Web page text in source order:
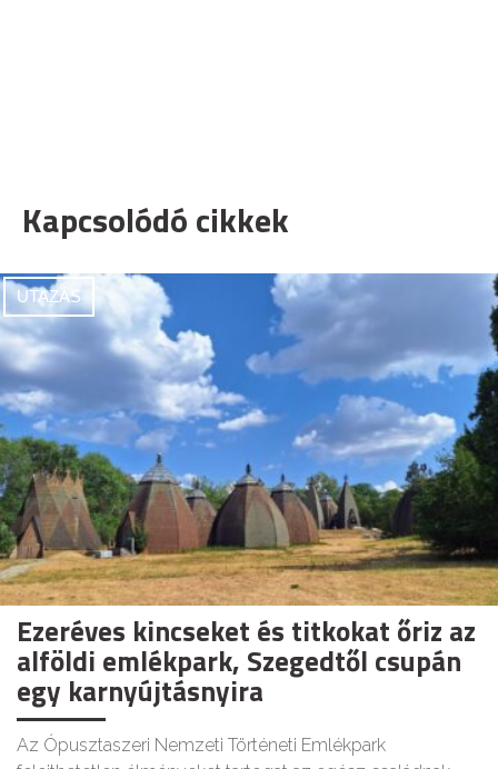
Kapcsolódó cikkek
UTAZÁS
Ezeréves kincseket és titkokat őriz az
alföldi emlékpark, Szegedtől csupán
egy karnyújtásnyira
Az Ópusztaszeri Nemzeti Történeti Emlékpark